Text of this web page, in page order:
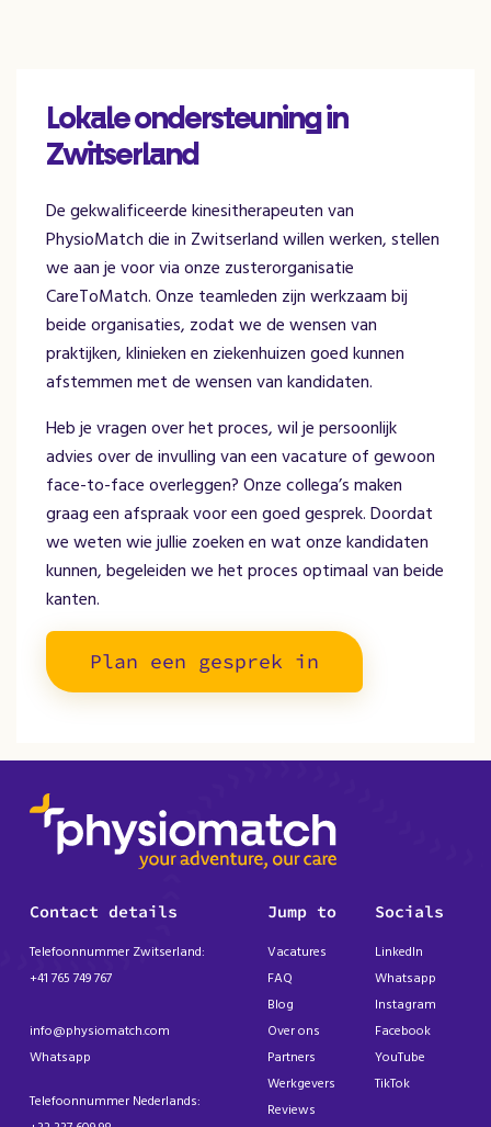
Lokale ondersteuning in
Zwitserland
De gekwalificeerde kinesitherapeuten van
PhysioMatch die in Zwitserland willen werken, stellen
we aan je voor via onze zusterorganisatie
CareToMatch. Onze teamleden zijn werkzaam bij
beide organisaties, zodat we de wensen van
praktijken, klinieken en ziekenhuizen goed kunnen
afstemmen met de wensen van kandidaten.
Heb je vragen over het proces, wil je persoonlijk
advies over de invulling van een vacature of gewoon
face-to-face overleggen? Onze collega’s maken
graag een afspraak voor een goed gesprek. Doordat
we weten wie jullie zoeken en wat onze kandidaten
kunnen, begeleiden we het proces optimaal van beide
kanten.
Plan een gesprek in
Contact details
Telefoonnummer Zwitserland:
+41 765 749 767
info@physiomatch.com
Whatsapp
Telefoonnummer Nederlands:
Jump to
Vacatures
FAQ
Blog
Over ons
Partners
Werkgevers
Reviews
Socials
LinkedIn
Whatsapp
Instagram
Facebook
YouTube
TikTok